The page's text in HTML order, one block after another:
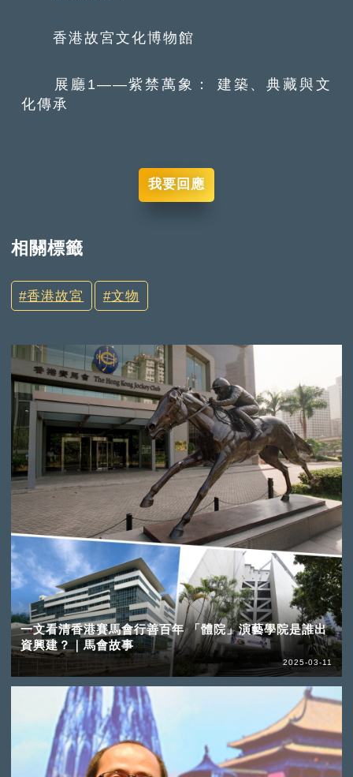
香港故宮文化博物館
展廳1——紫禁萬象： 建築、典藏與文
化傳承
我要回應
相關標籤
香港故宮 文物
一文看清香港賽馬會行善百年 「體院」演藝學院是誰出
資興建？｜馬會故事
2025-03-11